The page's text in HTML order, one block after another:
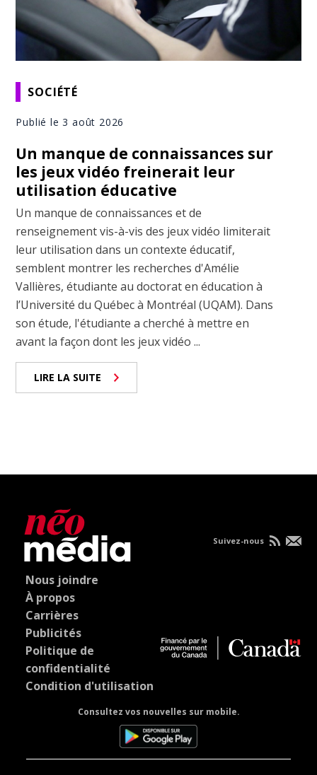
SOCIÉTÉ
Publié le 3 août 2026
Un manque de connaissances sur
les jeux vidéo freinerait leur
utilisation éducative
Un manque de connaissances et de
renseignement vis-à-vis des jeux vidéo limiterait
leur utilisation dans un contexte éducatif,
semblent montrer les recherches d'Amélie
Vallières, étudiante au doctorat en éducation à
l’Université du Québec à Montréal (UQAM). Dans
son étude, l'étudiante a cherché à mettre en
avant la façon dont les jeux vidéo ...
LIRE LA SUITE
Nous joindre
À propos
Carrières
Publicités
Politique de
confidentialité
Condition d'utilisation
Consultez vos nouvelles sur mobile.
Suivez-nous